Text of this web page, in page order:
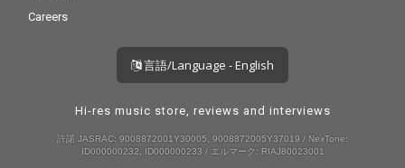
Careers
言語/Language - English
Hi-res music store, reviews and interviews
許諾 JASRAC: 9008872001Y30005, 9008872005Y37019 / NexTone:
ID000000232, ID000000233 / エルマーク: RIAJ80023001